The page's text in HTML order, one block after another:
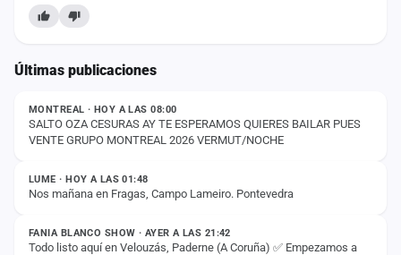
Últimas publicaciones
ESTADO
MONTREAL · HOY A LAS 08:00
SALTO OZA CESURAS AY TE ESPERAMOS QUIERES BAILAR PUES
VENTE GRUPO MONTREAL 2026 VERMUT/NOCHE
ESTADO
LUME · HOY A LAS 01:48
Nos mañana en Fragas, Campo Lameiro. Pontevedra
ESTADO
FANIA BLANCO SHOW · AYER A LAS 21:42
Todo listo aquí en Velouzás, Paderne (A Coruña) ✅️ Empezamos a